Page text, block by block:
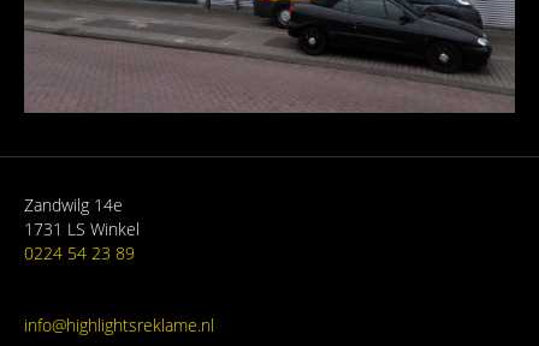
Zandwilg 14e
1731 LS Winkel
0224 54 23 89
info@highlightsreklame.nl